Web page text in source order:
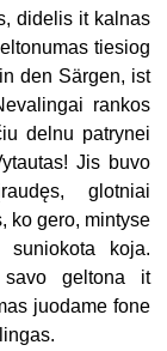
didelis it kalnas
tiesiog
den Särgen, ist
rankos
delnu patrynei
Jis buvo
glotniai
ko gero, mintyse
koja.
geltona it
juodame fone